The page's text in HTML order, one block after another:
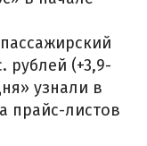
рублей (+3,9-
узнали в
прайс-листов